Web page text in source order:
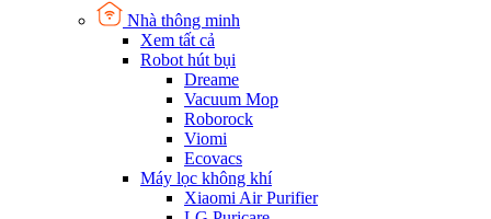
Nhà thông minh
Xem tất cả
Robot hút bụi
Dreame
Vacuum Mop
Roborock
Viomi
Ecovacs
Máy lọc không khí
Xiaomi Air Purifier